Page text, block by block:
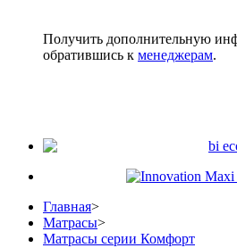
Получить дополнительную
обратившись к менеджерам.
Главная>
Матрасы>
Матрасы серии Комфорт